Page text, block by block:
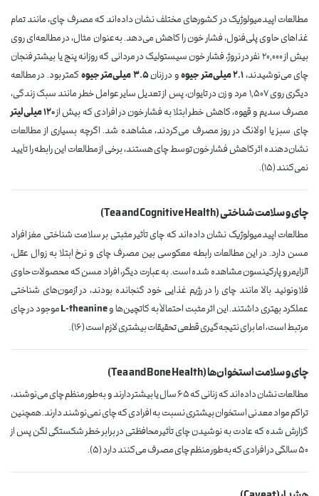
مطالعات اپیدمیولوژیک در کشورهای مختلف نشان داده‌اند که مصرف چای، مانند تمام
غذاهای حاوی پلی‌فنول، فشار خون را کاهش می‌دهد. به‌عنوان مثال، در مطالعه‌ای روی
بیش از ۲۰,۰۰۰ نفر در نروژ، فشار خون سیستولیک در مردانی که روزانه پنج یا بیشتر فنجان
چای می‌نوشیدند،۲.۱ میلی‌متر جیوه و در زنان۳.۵ میلی‌متر جیوه
کمتر بود. در مطالعه
دیگری روی ۱,۵۰۷ مرد و زن در تایوان، پس از تعدیل سایر عوامل خطر مانند سبک زندگی،
مصرف سدیم و قهوه، کاهش خطر ابتلا به فشار خون در افرادی که بیش از۱۲۰ میلی‌لیتر
چای سبز یا اولانگ در روز مصرف می‌کردند، مشاهده شد. اگرچه بسیاری از مطالعات
نشان‌دهنده اثر کاهش فشار خون توسط چای هستند، برخی از مطالعات این رابطه را تأیید
نمی‌کنند (۱۵).
چای و سلامت شناختی (Tea and Cognitive Health)
مطالعات اپیدمیولوژیک نشان داده‌اند که چای تأثیر مثبتی بر سلامت شناختی مغز افراد
مسن دارد. در این مطالعات رابطه معکوسی بین مصرف چای و نرخ ابتلا به زوال عقل،
آلزایمر و پارکینسون مشاهده شده است. به عبارت دیگر، افراد مسن که محصولات حاوی
فلاونوئید بالا مانند چای را در رژیم غذایی خود گنجانده بودند، در آزمون‌های شناختی
عملکرد بهتری داشتند. این اثر مثبت احتمالاً به کاتچین‌ها وL-theanineموجود در چای
مرتبط است، اما برای نتیجه‌گیری قطعی تحقیقات بیشتری لازم است (۱۶).
چای و سلامت استخوان‌ها (Tea and Bone Health)
مطالعات نشان داده‌اند که زنانی که ۶۵ سال یا بیشتر دارند و به‌طور منظم چای می‌نوشند،
تراکم مواد معدنی استخوان بیشتری نسبت به افرادی که چای نمی‌نوشند دارند. همچنین
گزارش شده که عادت به نوشیدن چای تأثیر محافظتی در برابر خطر شکستگی لگن پس از
۵۰ سالگی در افرادی که به‌طور منظم چای مصرف می‌کنند دارد (۵).